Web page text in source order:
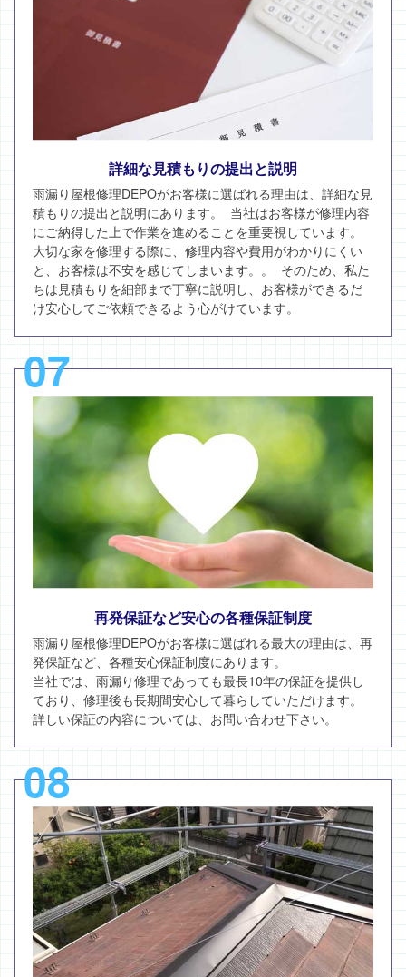
詳細な見積もりの提出と説明
雨漏り屋根修理DEPOがお客様に選ばれる理由は、詳細な見
積もりの提出と説明にあります。 当社はお客様が修理内容
にご納得した上で作業を進めることを重要視しています。
大切な家を修理する際に、修理内容や費用がわかりにくい
と、お客様は不安を感じてしまいます。。 そのため、私た
ちは見積もりを細部まで丁寧に説明し、お客様ができるだ
け安心してご依頼できるよう心がけています。
07
再発保証など安心の各種保証制度
雨漏り屋根修理DEPOがお客様に選ばれる最大の理由は、再
発保証など、各種安心保証制度にあります。
当社では、雨漏り修理であっても最長10年の保証を提供し
ており、修理後も長期間安心して暮らしていただけます。
詳しい保証の内容については、お問い合わせ下さい。
08